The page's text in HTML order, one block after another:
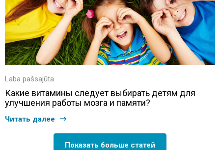
Laba pašsajūta
Какие витамины следует выбирать детям для
улучшения работы мозга и памяти?
Читать далее
Показать больше статей